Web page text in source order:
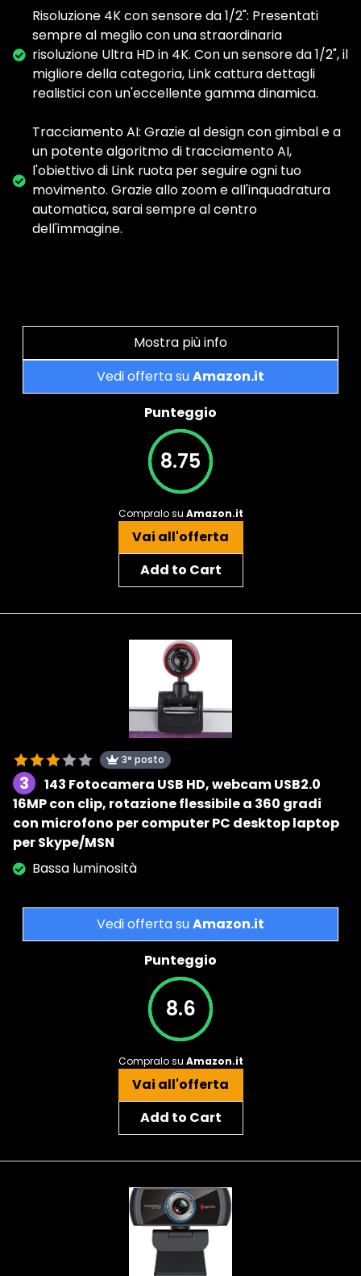
Risoluzione 4K con sensore da 1/2": Presentati
sempre al meglio con una straordinaria
risoluzione Ultra HD in 4K. Con un sensore da 1/2", il
migliore della categoria, Link cattura dettagli
realistici con un'eccellente gamma dinamica.
Tracciamento AI: Grazie al design con gimbal e a
un potente algoritmo di tracciamento AI,
l'obiettivo di Link ruota per seguire ogni tuo
movimento. Grazie allo zoom e all'inquadratura
automatica, sarai sempre al centro
dell'immagine.
Mostra più info
Vedi offerta suAmazon.it
Punteggio
8.75
Compralo su Amazon.it
Vai all'offerta
Add to Cart
3° posto
3
143 Fotocamera USB HD, webcam USB2.0
16MP con clip, rotazione flessibile a 360 gradi
con microfono per computer PC desktop laptop
per Skype/MSN
Bassa luminosità
Vedi offerta suAmazon.it
Punteggio
8.6
Compralo su Amazon.it
Vai all'offerta
Add to Cart